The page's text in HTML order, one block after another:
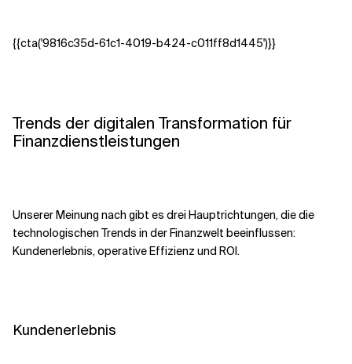
{{cta('9816c35d-61c1-4019-b424-c011ff8d1445')}}
Trends der digitalen Transformation für
Finanzdienstleistungen
Unserer Meinung nach gibt es drei Hauptrichtungen, die die
technologischen Trends in der Finanzwelt beeinflussen:
Kundenerlebnis, operative Effizienz und ROI.
Kundenerlebnis